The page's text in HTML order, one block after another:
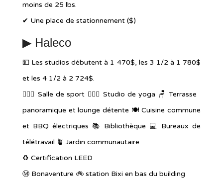
moins de 25 lbs.
✔︎ Une place de stationnement ($)
▶︎ Haleco
💵 Les studios débutent à 1 470$, les 3 1/2 à 1 780$
et les 4 1/2 à 2 724$.
🏋🏻‍♀️ Salle de sport 🧘🏻‍♀️ Studio de yoga 🪑 Terrasse
panoramique et lounge détente 🍽 Cuisine commune
et BBQ électriques 📚 Bibliothèque 💻 Bureaux de
télétravail 🪴 Jardin communautaire
♻️ Certification LEED
Ⓜ️ Bonaventure 🚲 station Bixi en bas du building